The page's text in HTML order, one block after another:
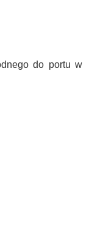
do portu w